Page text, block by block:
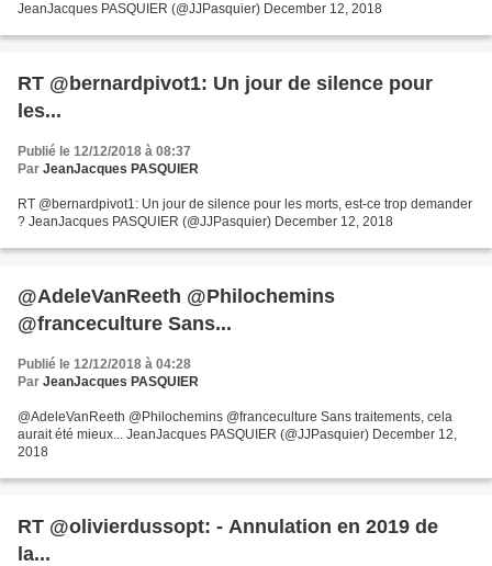
JeanJacques PASQUIER (@JJPasquier) December 12, 2018
RT @bernardpivot1: Un jour de silence pour
les...
Publié le 12/12/2018 à 08:37
Par JeanJacques PASQUIER
RT @bernardpivot1: Un jour de silence pour les morts, est-ce trop demander
? JeanJacques PASQUIER (@JJPasquier) December 12, 2018
@AdeleVanReeth @Philochemins
@franceculture Sans...
Publié le 12/12/2018 à 04:28
Par JeanJacques PASQUIER
@AdeleVanReeth @Philochemins @franceculture Sans traitements, cela
aurait été mieux... JeanJacques PASQUIER (@JJPasquier) December 12,
2018
RT @olivierdussopt: - Annulation en 2019 de
la...